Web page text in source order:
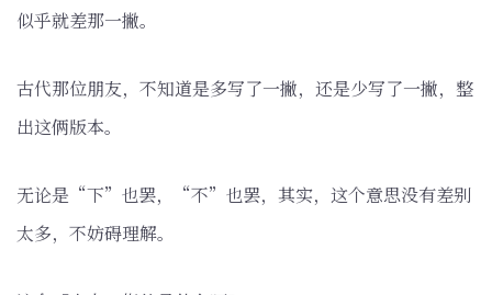
似乎就差那一撇。
古代那位朋友，不知道是多写了一撇，还是少写了一撇，整
出这俩版本。
无论是“下”也罢，“不”也罢，其实，这个意思没有差别
太多，不妨碍理解。